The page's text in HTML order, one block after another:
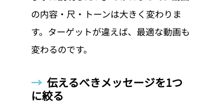
の内容・尺・トーンは大きく変わりま
す。ターゲットが違えば、最適な動画も
変わるのです。
→ 伝えるべきメッセージを1つ
に絞る